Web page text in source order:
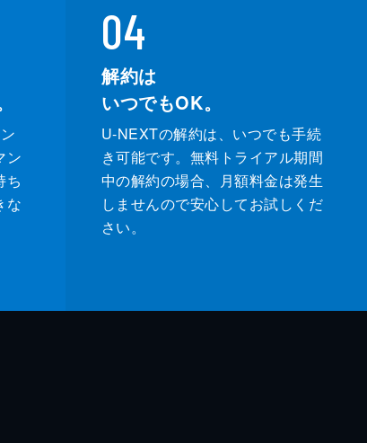
ン
ち
な
04
解約は
いつでもOK。
U-NEXTの解約は、いつでも手続
き可能です。無料トライアル期間
中の解約の場合、月額料金は発生
しませんので安心してお試しくだ
さい。